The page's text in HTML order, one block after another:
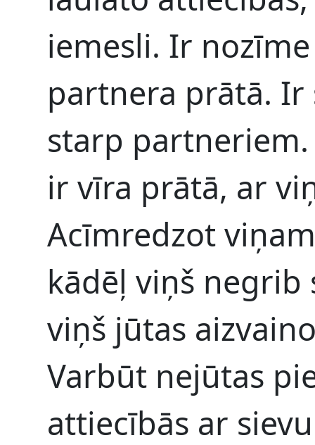
iemesli. Ir
partnera prātā.
starp
ir vīra prātā, ar
Acīmredzot
kādēļ viņš negrib
viņš jūtas
Varbūt nejūtas
attiecībās ar